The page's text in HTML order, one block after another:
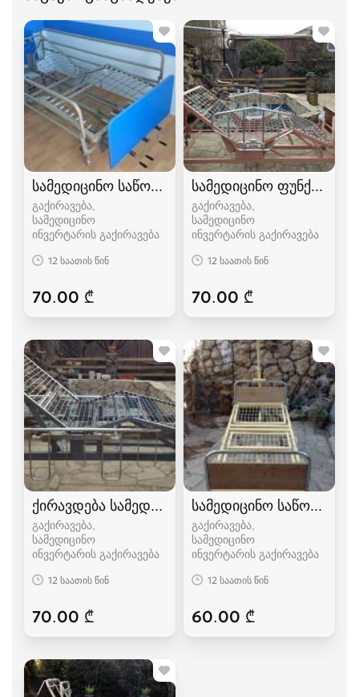
სამედიცინო საწოლი
გაქირავება,
სამედიცინო
ინვერტარის გაქირავება
12 საათის წინ
70.00 ₾
სამედიცინო
გაქირავება,
სამედიცინო
ინვერტარის გაქირავება
12 საათის წინ
70.00 ₾
ქირავდება სამედიცინო ფუნქციონალური
გაქირავება,
სამედიცინო
ინვერტარის გაქირავება
12 საათის წინ
70.00 ₾
სამედიცინო საწოლი
გაქირავება,
სამედიცინო
ინვერტარის გაქირავება
12 საათის წინ
60.00 ₾